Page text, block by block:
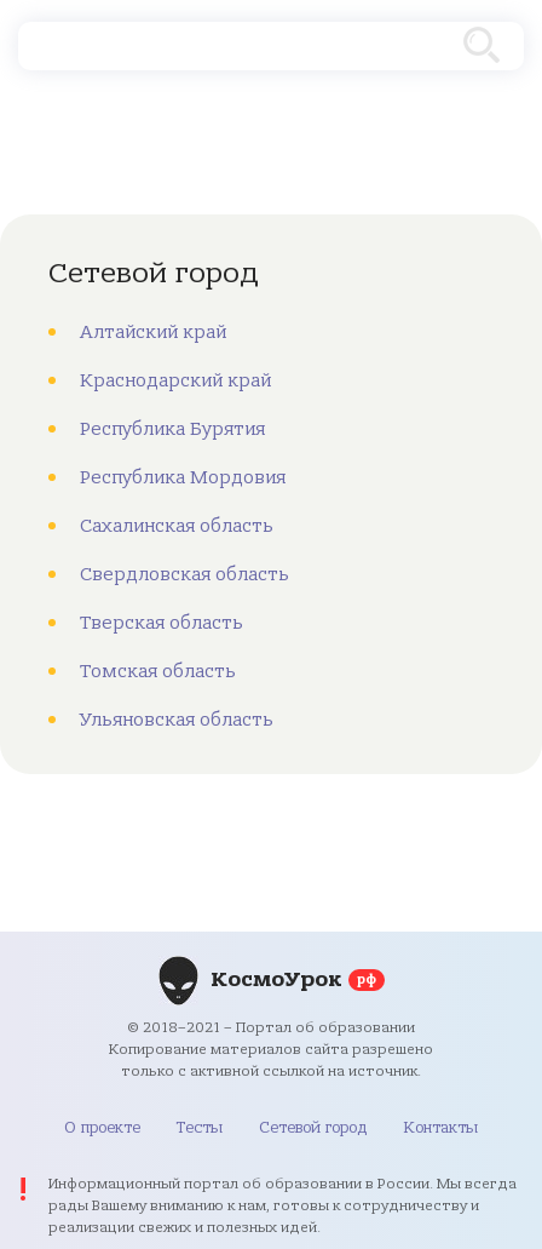
Сетевой город
Алтайский край
Краснодарский край
Республика Бурятия
Республика Мордовия
Сахалинская область
Свердловская область
Тверская область
Томская область
Ульяновская область
КосмоУрок рф
© 2018–2021 – Портал об образовании
Копирование материалов сайта разрешено
только с активной ссылкой на источник.
О проекте Тесты Сетевой город Контакты
Информационный портал об образовании в России. Мы всегда
рады Вашему вниманию к нам, готовы к сотрудничеству и
реализации свежих и полезных идей.